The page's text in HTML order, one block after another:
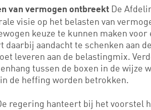
van vermogen ontbreekt De
visie op het belasten van
keuze te kunnen maken voor
daarbij aandacht te schenken aan
leveren aan de belastingmix.
tussen de boxen in de wijze
de heffing worden betrokken.
regering hanteert bij het voorstel